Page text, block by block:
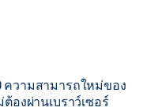
ความสามารถใหม่ของ
องผ่านเบราว์เซอร์